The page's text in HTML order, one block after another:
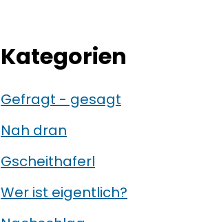
Kategorien
Gefragt - gesagt
Nah dran
Gscheithaferl
Wer ist eigentlich?